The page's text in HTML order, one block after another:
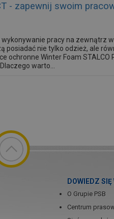
- zapewnij swoim
pracy na zewnątrz
nie tylko odzież, ale
ochronne Winter Foam STALCO
warto...
DOWIEDZ SIĘ
O Grupie PSB
Centrum